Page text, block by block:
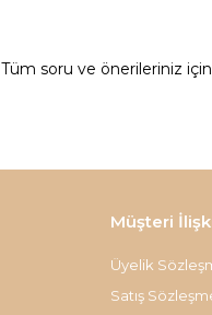
Tüm soru ve önerileriniz
Müşteri
Üyelik
Satış